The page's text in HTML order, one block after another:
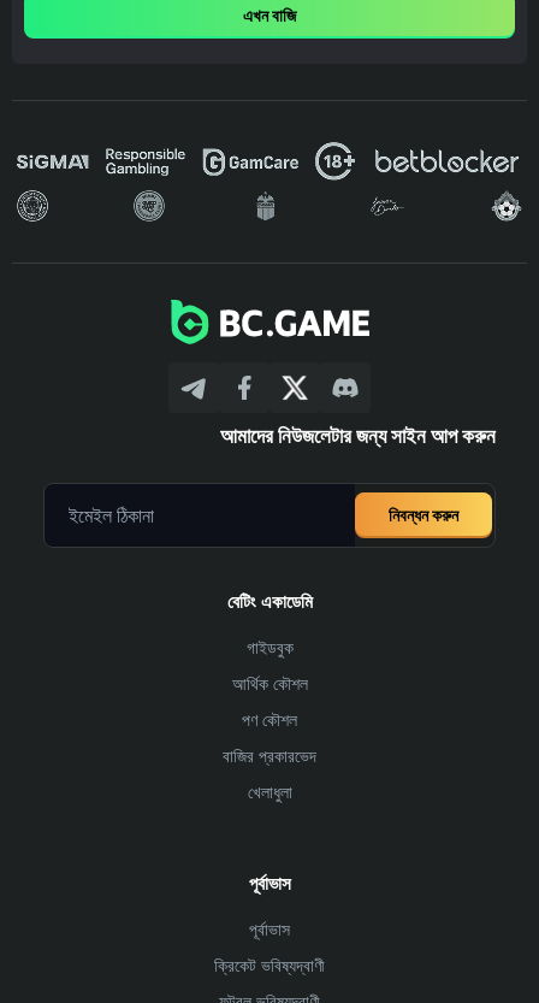
এখন বাজি
আমাদের নিউজলেটার জন্য সাইন আপ করুন
নিবন্ধন করুন
বেটিং একাডেমি
গাইডবুক
আর্থিক কৌশল
পণ কৌশল
বাজির প্রকারভেদ
খেলাধুলা
পূর্বাভাস
পূর্বাভাস
ক্রিকেট ভবিষ্যদ্বাণী